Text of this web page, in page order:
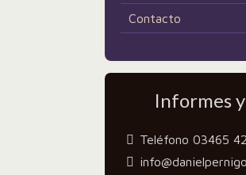
Contacto
Informes
Teléfono 03465